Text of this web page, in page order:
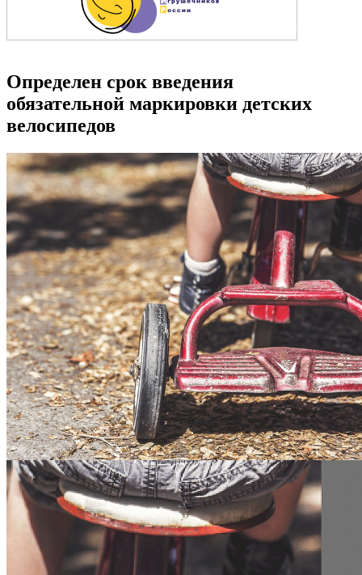
Определен срок введения
обязательной маркировки детских
велосипедов